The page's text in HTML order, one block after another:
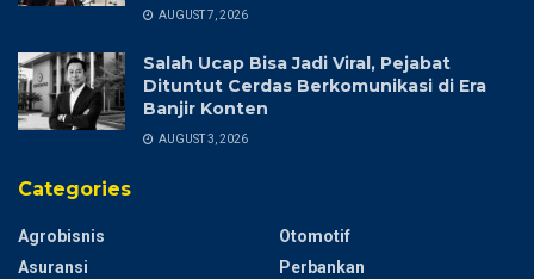
AUGUST 7, 2026
Salah Ucap Bisa Jadi Viral, Pejabat
Dituntut Cerdas Berkomunikasi di Era
Banjir Konten
AUGUST 3, 2026
Categories
Agrobisnis
Asuransi
Otomotif
Perbankan